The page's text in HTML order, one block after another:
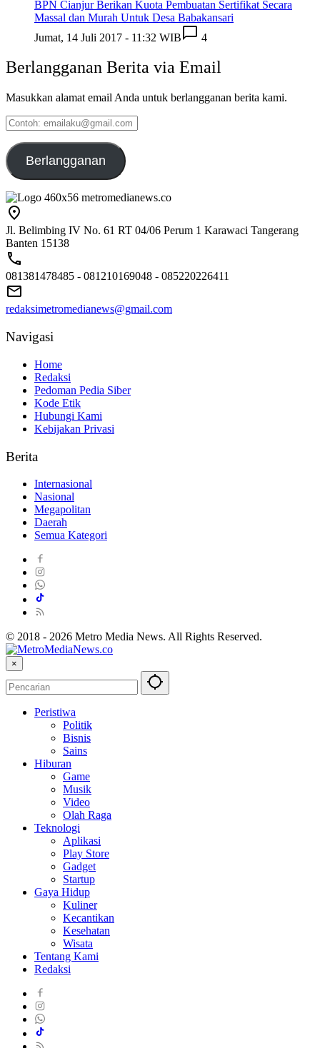
BPN Cianjur Berikan Kuota Pembuatan Sertifikat Secara
Massal dan Murah Untuk Desa Babakansari
Jumat, 14 Juli 2017 - 11:32 WIB
4
Berlangganan Berita via Email
Masukkan alamat email Anda untuk berlangganan berita kami.
Contoh:
emailaku@gmail.com
Berlangganan
Jl. Belimbing IV No. 61 RT 04/06 Perum 1 Karawaci Tangerang
Banten 15138
081381478485 - 081210169048 - 085220226411
redaksimetromedianews@gmail.com
Navigasi
Home
Redaksi
Pedoman Pedia Siber
Kode Etik
Hubungi Kami
Kebijakan Privasi
Berita
Internasional
Nasional
Megapolitan
Daerah
Semua Kategori
© 2018 - 2026 Metro Media News. All Rights Reserved.
×
Peristiwa
Politik
Bisnis
Sains
Hiburan
Game
Musik
Video
Olah Raga
Teknologi
Aplikasi
Play Store
Gadget
Startup
Gaya Hidup
Kuliner
Kecantikan
Kesehatan
Wisata
Tentang Kami
Redaksi